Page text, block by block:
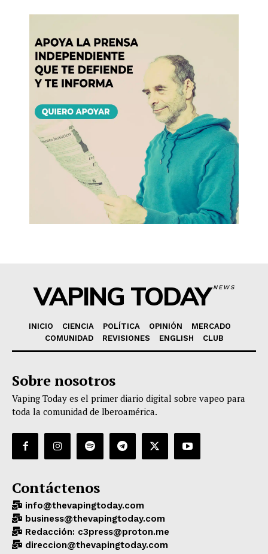
VAPING TODAYNEWS
INICIO CIENCIA POLÍTICA OPINIÓN
MERCADO
COMUNIDAD
REVISIONES ENGLISH CLUB
Sobre nosotros
Vaping Today es el primer diario digital sobre vapeo para
toda la comunidad de Iberoamérica.
Contáctenos
info@thevapingtoday.com
business@thevapingtoday.com
Redacción: c3press@proton.me
direccion@thevapingtoday.com